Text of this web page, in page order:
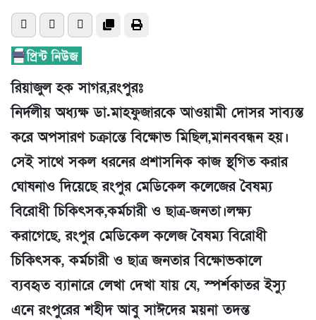
রিয়াজুল হক সাগর,রংপুরঃ
নির্দলীয় অধ্যক্ষ ডা.মাহফুজারকে আওয়ামী দোসর সাব্যস্ত
করে অপসারণ চক্রান্তে বিক্ষোভ মিছিল,মানববন্ধন হয়।
সেই সাথে সকল ধরনের প্রশাসনিক কাজ স্থগিত করার
ঘোষনাও দিয়েছে রংপুর মেডিকেল কলেজের বৈষম্য
বিরোধী চিকিৎসক,কর্মচারী ও ছাত্র-জনতা।লক্ষ্য
করাগেছে, রংপুর মেডিকেল কলেজ বৈষম্য বিরোধী
চিকিৎসক, কর্মচারী ও ছাত্র জনতার বিক্ষোভকালে
ব্যবহৃত ব্যানারে লেখা দেখা যায় যে, স্পর্শকাতর ইস্যু
এনে রংপুরের শহীদ আবু সাঈদের ময়না তদন্ত